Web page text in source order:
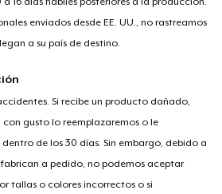
enviados desde EE. UU., no rastreamos
a su país de destino.
Si recibe un producto dañado,
gusto lo reemplazaremos o le
de los 30 días. Sin embargo, debido a
fabrican a pedido, no podemos aceptar
tallas o colores incorrectos o si